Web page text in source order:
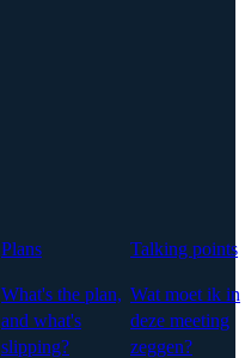
Plans
What's the plan,
and what's
slipping?
Talking points
Wat moet ik in
deze meeting
zeggen?